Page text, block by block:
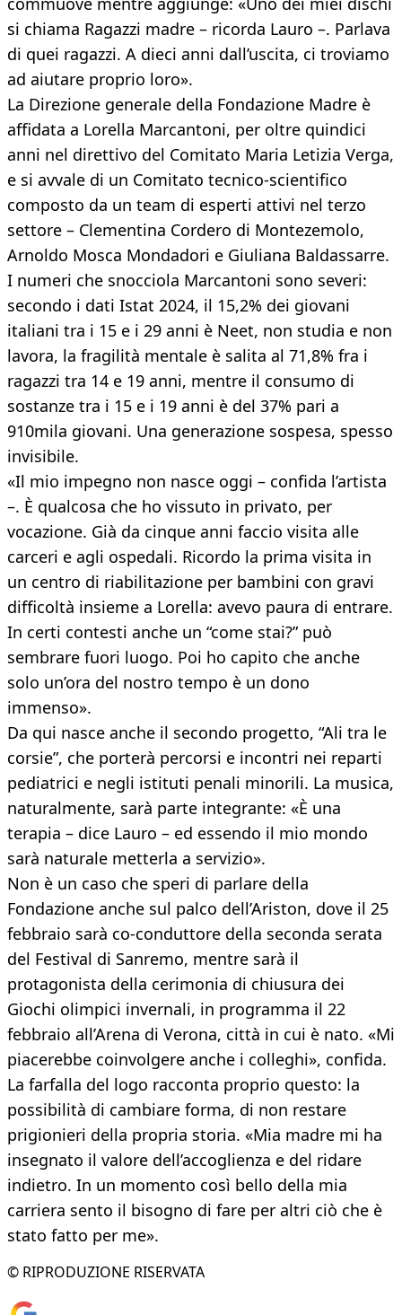
si chiama Ragazzi madre – ricorda Lauro –. Parlava
di quei ragazzi. A dieci anni dall’uscita, ci troviamo
ad aiutare proprio loro».
La Direzione generale della Fondazione Madre è
affidata a Lorella Marcantoni, per oltre quindici
anni nel direttivo del Comitato Maria Letizia Verga,
e si avvale di un Comitato tecnico-scientifico
composto da un team di esperti attivi nel terzo
settore – Clementina Cordero di Montezemolo,
Arnoldo Mosca Mondadori e Giuliana Baldassarre.
I numeri che snocciola Marcantoni sono severi:
secondo i dati Istat 2024, il 15,2% dei giovani
italiani tra i 15 e i 29 anni è Neet, non studia e non
lavora, la fragilità mentale è salita al 71,8% fra i
ragazzi tra 14 e 19 anni, mentre il consumo di
sostanze tra i 15 e i 19 anni è del 37% pari a
910mila giovani. Una generazione sospesa, spesso
invisibile.
«Il mio impegno non nasce oggi – confida l’artista
–. È qualcosa che ho vissuto in privato, per
vocazione. Già da cinque anni faccio visita alle
carceri e agli ospedali. Ricordo la prima visita in
un centro di riabilitazione per bambini con gravi
difficoltà insieme a Lorella: avevo paura di entrare.
In certi contesti anche un “come stai?” può
sembrare fuori luogo. Poi ho capito che anche
solo un’ora del nostro tempo è un dono
immenso».
Da qui nasce anche il secondo progetto, “Ali tra le
corsie”, che porterà percorsi e incontri nei reparti
pediatrici e negli istituti penali minorili. La musica,
naturalmente, sarà parte integrante: «È una
terapia – dice Lauro – ed essendo il mio mondo
sarà naturale metterla a servizio».
Non è un caso che speri di parlare della
Fondazione anche sul palco dell’Ariston, dove il 25
febbraio sarà co-conduttore della seconda serata
del Festival di Sanremo, mentre sarà il
protagonista della cerimonia di chiusura dei
Giochi olimpici invernali, in programma il 22
febbraio all’Arena di Verona, città in cui è nato. «Mi
piacerebbe coinvolgere anche i colleghi», confida.
La farfalla del logo racconta proprio questo: la
possibilità di cambiare forma, di non restare
prigionieri della propria storia. «Mia madre mi ha
insegnato il valore dell’accoglienza e del ridare
indietro. In un momento così bello della mia
carriera sento il bisogno di fare per altri ciò che è
stato fatto per me».
© RIPRODUZIONE RISERVATA